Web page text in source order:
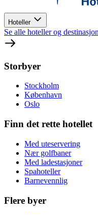
Hoteller
Se alle hoteller og
Storbyer
Stockholm
København
Oslo
Finn det rette hotellet
Med uteservering
Nær golfbaner
Med ladestasjoner
Spahoteller
Barnevennlig
Flere byer